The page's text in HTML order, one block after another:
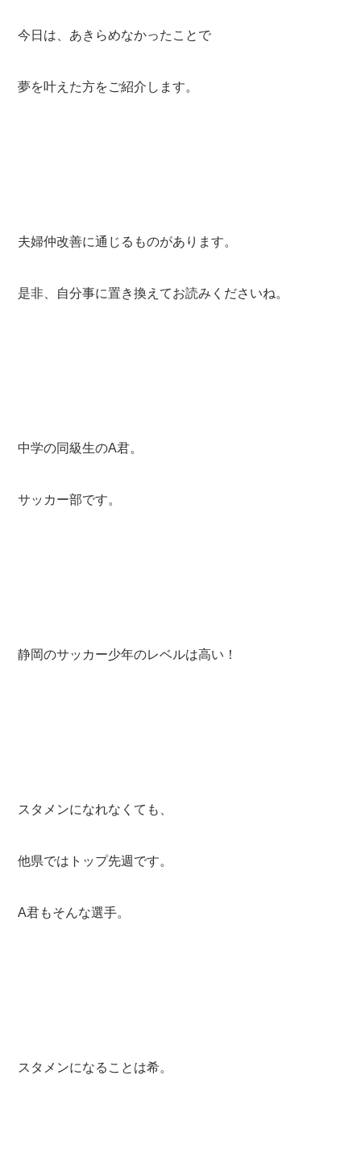
今日は、あきらめなかったことで
夢を叶えた方をご紹介します。
夫婦仲改善に通じるものがあります。
是非、自分事に置き換えてお読みくださいね。
中学の同級生のA君。
サッカー部です。
静岡のサッカー少年のレベルは高い！
スタメンになれなくても、
他県ではトップ先週です。
A君もそんな選手。
スタメンになることは希。